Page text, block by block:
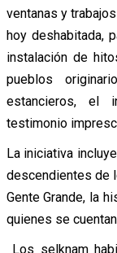
ventanas y
hoy deshabitada,
instalación de
pueblos
estancieros, el
testimonio
La iniciativa
descendientes de
Gente Grande, la
quienes se
Los selknam